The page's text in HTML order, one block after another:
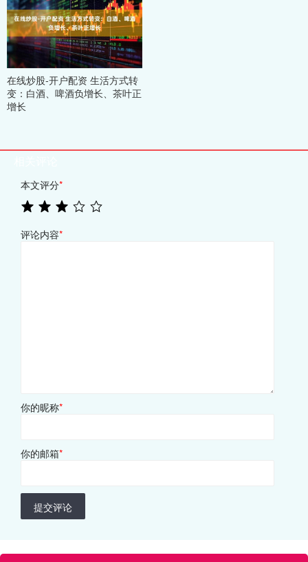
在线炒股-开户配资 生活方式转
变：白酒、啤酒负增长、茶叶正
增长
本文评分*
评论内容*
你的昵称*
你的邮箱*
提交评论